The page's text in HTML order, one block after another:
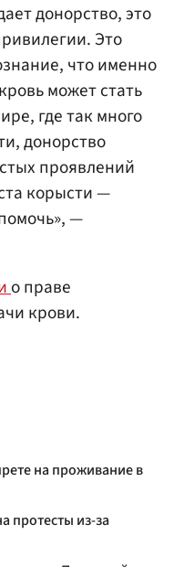
донорство, это
Это
что именно
может стать
где так много
донорство
проявлений
корысти —
—
о праве
крови.
на проживание в
из-за